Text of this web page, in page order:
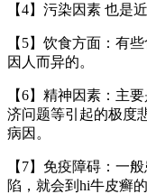
【4】污染因素 也是
【5】饮食方面：有
因人而异的。
【6】精神因素：主
济问题等引起的极度
病因。
【7】免疫障碍：一
陷，就会到hi牛皮癣的